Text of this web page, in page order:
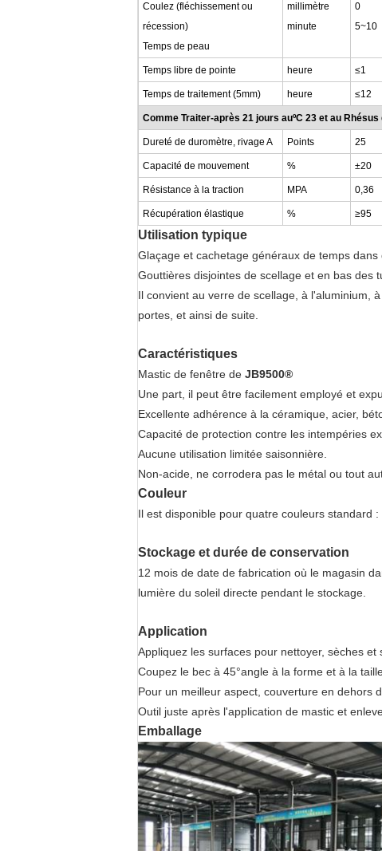
Coulez (fléchissement ou
récession)
Temps de peau
millimètre
minute
0
5~10
Temps libre de pointe heure ≤1
Temps de traitement (5mm) heure ≤12
Comme Traiter-après 21 jours auºC 23 et au Rhésus
Dureté de duromètre, rivage A Points 25
Capacité de mouvement % ±20
Résistance à la traction MPA 0,36
Récupération élastique % ≥95
Utilisation typique
Glaçage et cachetage généraux de temps
Gouttières disjointes de scellage et en bas des
Il convient au verre de scellage, à l'aluminium,
portes, et ainsi de suite.
Caractéristiques
Mastic de fenêtre de JB9500®
Une part, il peut être facilement employé et
Excellente adhérence à la céramique, acier,
Capacité de protection contre les intempéries
Aucune utilisation limitée saisonnière.
Non-acide, ne corrodera pas le métal ou tout
Couleur
Il est disponible pour quatre couleurs standard
Stockage et durée de conservation
12 mois de date de fabrication où le magasin
lumière du soleil directe pendant le stockage.
Application
Appliquez les surfaces pour nettoyer, sèches et
Coupez le bec à 45°angle à la forme et à la
Pour un meilleur aspect, couverture en dehors
Outil juste après l'application de mastic et
Emballage